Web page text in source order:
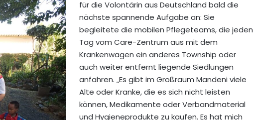
für die Volontärin aus Deutschland bald die
nächste spannende Aufgabe an: Sie
begleitete die mobilen Pflegeteams, die jeden
Tag vom Care-Zentrum aus mit dem
Krankenwagen ein anderes Township oder
auch weiter entfernt liegende Siedlungen
anfahren. „Es gibt im Großraum Mandeni viele
Alte oder Kranke, die es sich nicht leisten
können, Medikamente oder Verbandmaterial
und Hygieneprodukte zu kaufen. Es hat mich